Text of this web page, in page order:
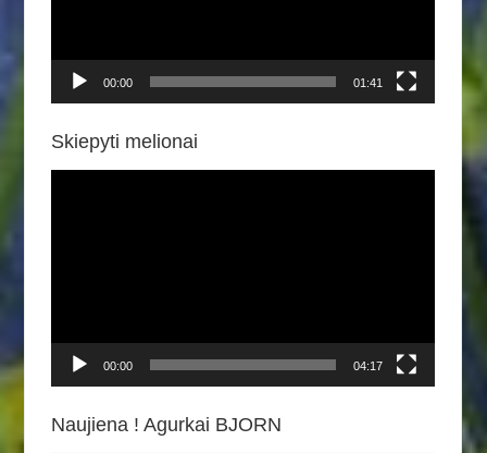
00:00 01:41
Skiepyti melionai
00:00 04:17
Naujiena ! Agurkai BJORN